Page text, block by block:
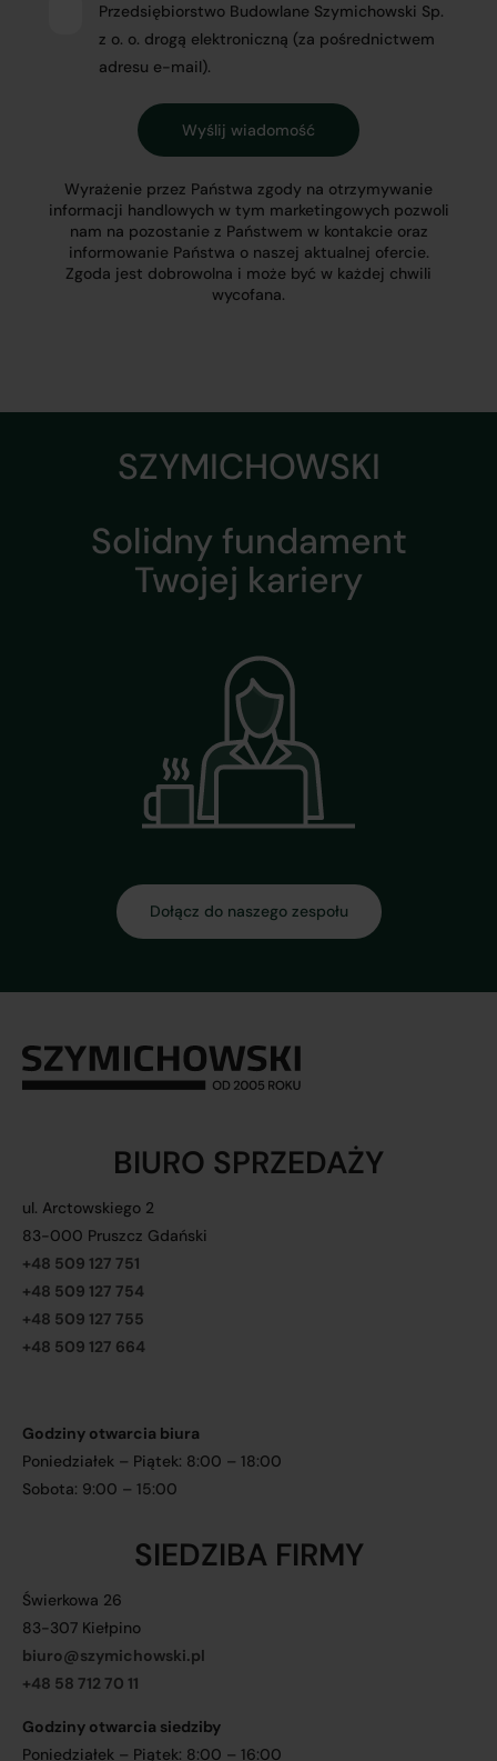
Przedsiębiorstwo Budowlane Szymichowski Sp.
z o. o. drogą elektroniczną (za pośrednictwem
adresu e-mail).
Wyrażenie przez Państwa zgody na otrzymywanie
informacji handlowych w tym marketingowych pozwoli
nam na pozostanie z Państwem w kontakcie oraz
informowanie Państwa o naszej aktualnej ofercie.
Zgoda jest dobrowolna i może być w każdej chwili
wycofana.
BIURO SPRZEDAŻY
ul. Arctowskiego 2
83-000 Pruszcz Gdański
+48 509 127 751
+48 509 127 754
+48 509 127 755
+48 509 127 664
Godziny otwarcia biura
Poniedziałek – Piątek: 8:00 – 18:00
Sobota: 9:00 – 15:00
SIEDZIBA FIRMY
Świerkowa 26
83-307 Kiełpino
biuro@szymichowski.pl
+48 58 712 70 11
Godziny otwarcia siedziby
Poniedziałek – Piątek: 8:00 – 16:00
SZYMICHOWSKI
Solidny fundament
Twojej kariery
Dołącz do naszego zespołu